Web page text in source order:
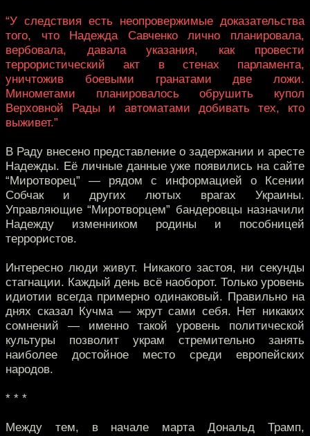
“У следствия есть неопровержимые доказательства
того, что Надежда Савченко лично планировала,
вербовала, давала указания, как провести
террористический акт в стенах парламента,
уничтожив боевыми гранатами две ложи.
Минометами планировалось обрушить купол
Верховной Рады и автоматами добивать тех, кто
выживет.”
В Раду внесено представление о задержании и аресте
Надежды. Её личные данные уже появились на сайте
“Миротворец” — рядом с информацией о Ксении
Собчак и других лютых врагах Украины.
Управляющие “Миротворцем” бандеровцы назначили
Надежду изменником родины и пособницей
террористов.
Интересно люди живут. Никакого застоя, ни секунды
стагнации. Каждый день всё наоборот. Только уровень
идиотии всегда примерно одинаковый. Правильно на
днях сказал Кучма — жрут сами себя. Нет никаких
сомнений — именно такой уровень политической
культуры позволит украм стремительно занять
наиболее достойное место среди европейских
народов.
* * *
Между тем, в начале марта Дональд Трамп,